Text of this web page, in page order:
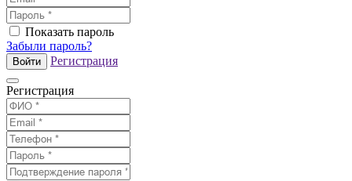
Показать пароль
Забыли пароль?
Войти Регистрация
Регистрация